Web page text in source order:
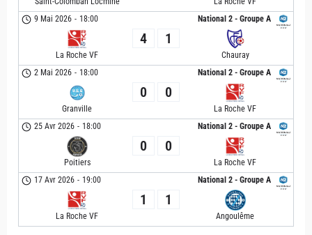
National 2 - Groupe A
9 Mai 2026 - 18:00
La Roche VF
4 1
Chauray
National 2 - Groupe A
2 Mai 2026 - 18:00
Granville
0 0
La Roche VF
National 2 - Groupe A
25 Avr 2026 - 18:00
Poitiers
0 0
La Roche VF
National 2 - Groupe A
17 Avr 2026 - 19:00
La Roche VF
1 1
Angoulême